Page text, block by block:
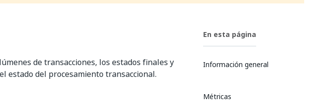
de transacciones, los estados finales y
estado del procesamiento transaccional.
En esta página
Información general
Métricas